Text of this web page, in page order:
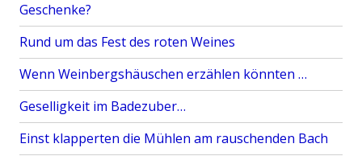
Geschenke?
Rund um das Fest des roten Weines
Wenn Weinbergshäuschen erzählen könnten …
Geselligkeit im Badezuber…
Einst klapperten die Mühlen am rauschenden Bach